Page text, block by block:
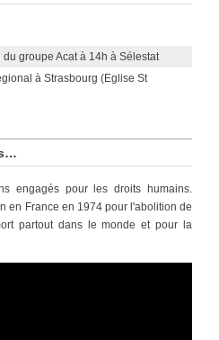
groupe Acat à 14h à Sélestat
à Strasbourg (Eglise St
engagés pour les droits humains.
en France en 1974 pour l'abolition de
partout dans le monde et pour la